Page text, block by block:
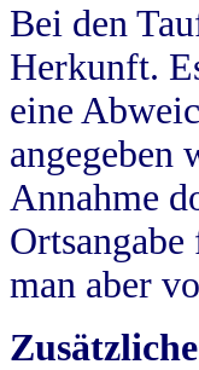
Bei den
Herkunft.
eine
angegeben
Annahme
man aber